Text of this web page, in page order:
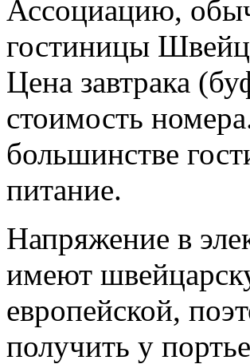
Ассоциацию,
гостиницы
Цена завтрака
стоимость
большинстве
питание.
Напряжение в
имеют
европейской,
получить у